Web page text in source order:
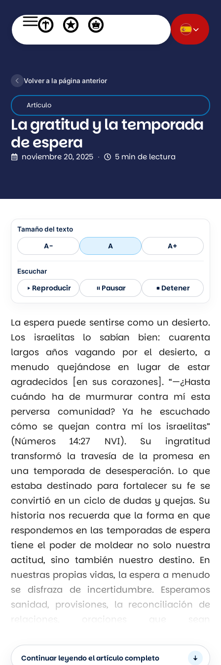
Volver a la página anterior
Artículo
La gratitud y la temporada
de espera
noviembre 20, 2025 5 min de lectura
Tamaño del texto
A- A A+
Escuchar
Reproducir Pausar Detener
La espera puede sentirse como un desierto.
Los israelitas lo sabían bien: cuarenta
largos años vagando por el desierto, a
menudo quejándose en lugar de estar
agradecidos [en sus corazones]. “—¿Hasta
cuándo ha de murmurar contra mí esta
perversa comunidad? Ya he escuchado
cómo se quejan contra mí los israelitas”
(Números 14:27 NVI). Su ingratitud
transformó la travesía de la promesa en
una temporada de desesperación. Lo que
estaba destinado para fortalecer su fe se
convirtió en un ciclo de dudas y quejas. Su
historia nos recuerda que la forma en que
respondemos en las temporadas de espera
tiene el poder de moldear no solo nuestra
actitud, sino también nuestro destino. En
nuestras propias vidas, la espera a menudo
se disfraza de incertidumbre. Esperamos
sanidad, provisiones, la reconciliación de
relaciones, oraciones que sean
cuando están cerradas. Cuando esperamos
Continuar leyendo el artículo completo